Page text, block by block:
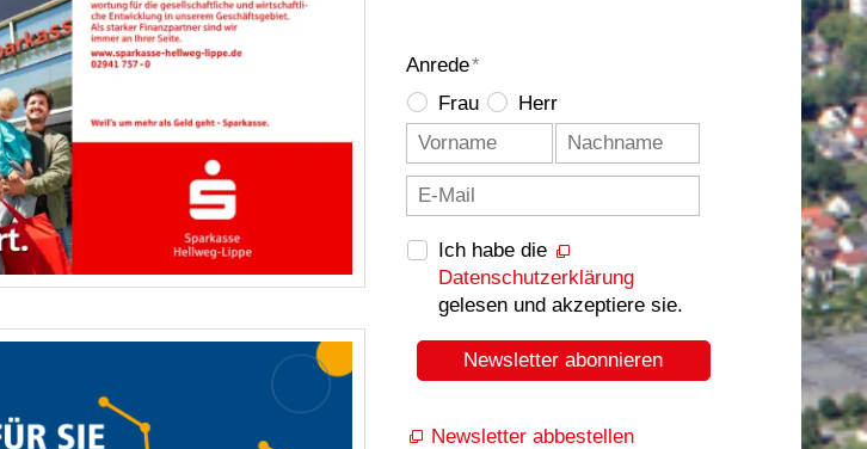
Anrede*
Frau
Herr
Ich habe die
Datenschutzerklärung
gelesen und akzeptiere sie.
Newsletter abonnieren
Newsletter abbestellen